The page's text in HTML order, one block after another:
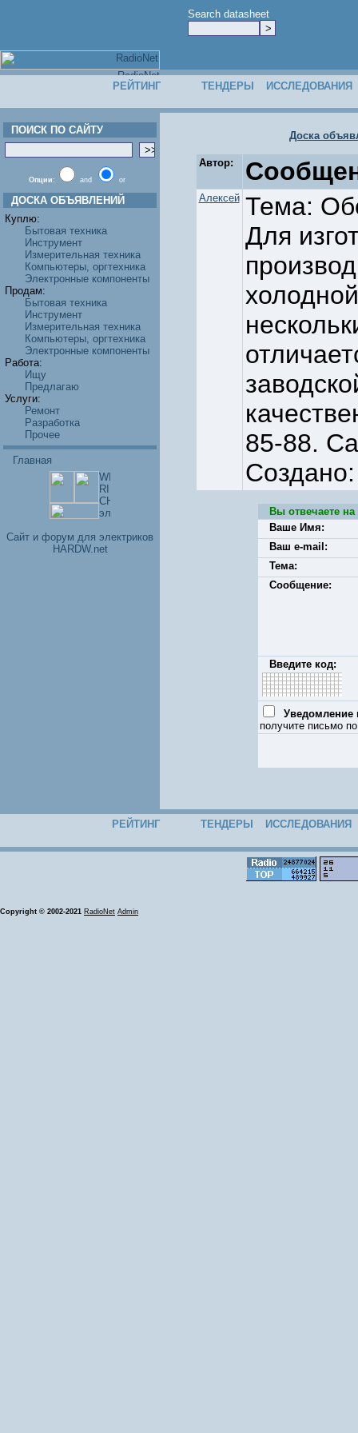
Search datasheet
РЕЙТИНГ ТЕНДЕРЫ ИССЛЕДОВАНИЯ
ПОИСК ПО САЙТУ
Опции: and or
ДОСКА ОБЪЯВЛЕНИЙ
Куплю:
Бытовая техника
Инструмент
Измерительная техника
Компьютеры, оргтехника
Электронные компоненты
Продам:
Бытовая техника
Инструмент
Измерительная техника
Компьютеры, оргтехника
Электронные компоненты
Работа:
Ищу
Предлагаю
Услуги:
Ремонт
Разработка
Прочее
Главная
Cайт и форум для электриков
HARDW.net
Доска
Автор:
Алексей Тема:
Для
85-88.
Вы отвечаете
Ваше Имя:
Ваш e-mail:
Тема:
Сообщение:
Введите код:
Уведомление
получите письмо
РЕЙТИНГ ТЕНДЕРЫ ИССЛЕДОВАНИЯ
Copyright © 2002-2021 RadioNet Admin